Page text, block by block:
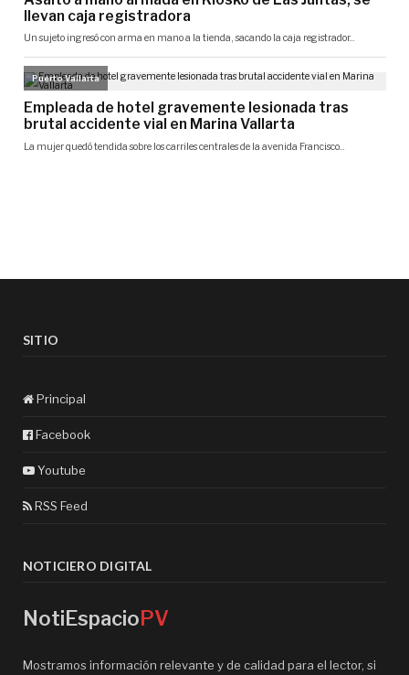
SITIO
Principal
Facebook
Youtube
RSS Feed
NOTICIERO DIGITAL
NotiEspacioPV
Mostramos información relevante y de calidad para el lector, si